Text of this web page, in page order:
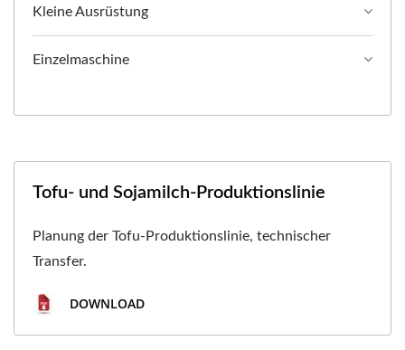
Kleine Ausrüstung
Einzelmaschine
Tofu- und Sojamilch-Produktionslinie
Planung der Tofu-Produktionslinie, technischer
Transfer.
DOWNLOAD